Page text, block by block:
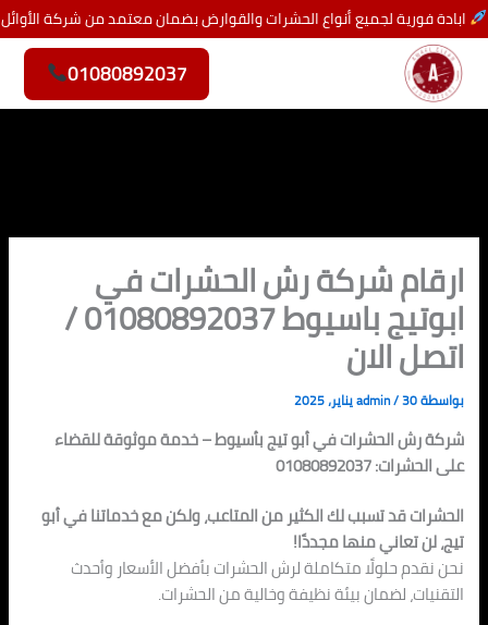
تخطي
إلى
المحتوى
ابادة فورية لجميع أنواع الحشرات والقوارض بضمان معتمد من شركة الأوائل
01080892037
ارقام شركة رش الحشرات في
ابوتيج باسيوط 01080892037 /
اتصل الان
بواسطة admin/30 يناير، 2025
شركة رش الحشرات في أبو تيج بأسيوط – خدمة موثوقة للقضاء
على الحشرات: 01080892037
الحشرات قد تسبب لك الكثير من المتاعب، ولكن مع خدماتنا في أبو
تيج، لن تعاني منها مجددًا!
نحن نقدم حلولًا متكاملة لرش الحشرات بأفضل الأسعار وأحدث
التقنيات، لضمان بيئة نظيفة وخالية من الحشرات.